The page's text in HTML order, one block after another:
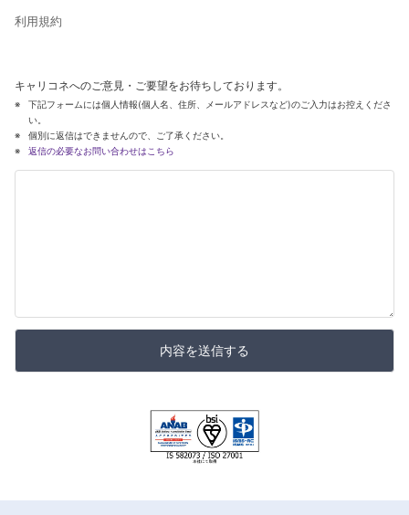
利用規約
キャリコネへのご意見・ご要望をお待ちしております。
下記フォームには個人情報(個人名、住所、メールアドレスなど)のご入力はお控えくださ
い。
個別に返信はできませんので、ご了承ください。
返信の必要なお問い合わせはこちら
内容を送信する